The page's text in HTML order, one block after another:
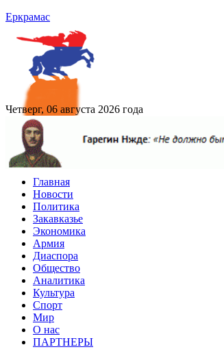
Еркрамас
Четверг, 06 августа 2026 года
Главная
Новости
Политика
Закавказье
Экономика
Армия
Диаспора
Общество
Аналитика
Культура
Спорт
Мир
О нас
ПАРТНЕРЫ